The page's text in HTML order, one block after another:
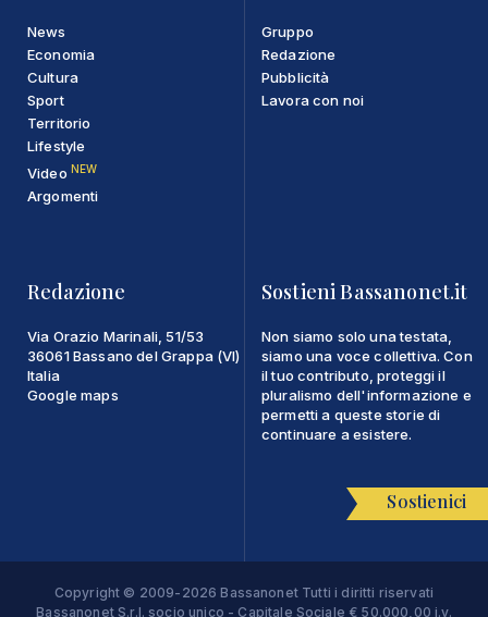
News
Economia
Cultura
Sport
Territorio
Lifestyle
Video NEW
Argomenti
Gruppo
Redazione
Pubblicità
Lavora con noi
Redazione
Via Orazio Marinali, 51/53
36061 Bassano del Grappa (VI)
Italia
Google maps
Sostieni Bassanonet.it
Non siamo solo una testata,
siamo una voce collettiva. Con
il tuo contributo, proteggi il
pluralismo dell'informazione e
permetti a queste storie di
continuare a esistere.
Sostienici
Copyright © 2009-2026 Bassanonet Tutti i diritti riservati
Bassanonet S.r.l. socio unico - Capitale Sociale € 50.000,00 i.v.